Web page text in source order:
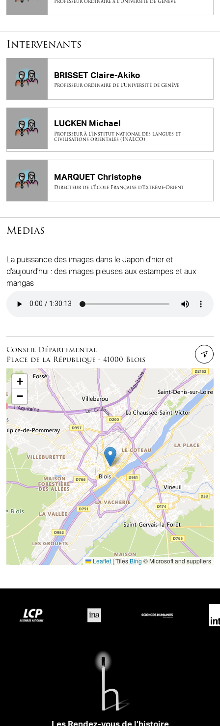
Intervenants
BRISSET Claire-Akiko
Professeur ordinaire de l’Université de Genève
LUCKEN Michael
Professeur à l’Institut national des langues et
civilisations orientales (INALCO)
MARQUET Christophe
Directeur de l’École Française d’Extrême-Orient
Medias
La puissance des images dans le Japon d'hier et
d'aujourd'hui : des images pieuses aux estampes et aux
mangas
Conseil Départemental
Place de la République - 41000 Blois
+
−
Leaflet|TilesBing © Microsoft and suppliers